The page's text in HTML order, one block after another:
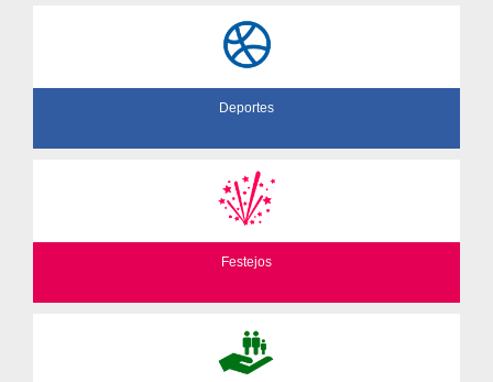
Deportes
Festejos